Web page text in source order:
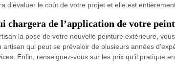
d’évaluer le coût de votre projet et elle est
chargera de l’application de votre
la pose de votre nouvelle peinture extérieure,
qui peut se prévaloir de plusieurs années
Enfin, renseignez-vous sur les prix qu’il pratique